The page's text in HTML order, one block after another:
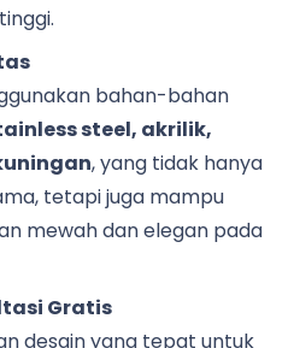
bahan-bahan
steel, akrilik,
, yang tidak hanya
tetapi juga mampu
mewah dan elegan pada
Gratis
desain yang tepat untuk